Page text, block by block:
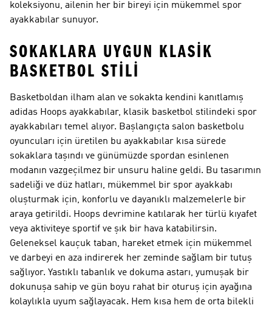
koleksiyonu, ailenin her bir bireyi için mükemmel spor
ayakkabılar sunuyor.
SOKAKLARA UYGUN KLASIK
BASKETBOL STILI
Basketboldan ilham alan ve sokakta kendini kanıtlamış
adidas Hoops ayakkabılar, klasik basketbol stilindeki spor
ayakkabıları temel alıyor. Başlangıçta salon basketbolu
oyuncuları için üretilen bu ayakkabılar kısa sürede
sokaklara taşındı ve günümüzde spordan esinlenen
modanın vazgeçilmez bir unsuru haline geldi. Bu tasarımın
sadeliği ve düz hatları, mükemmel bir spor ayakkabı
oluşturmak için, konforlu ve dayanıklı malzemelerle bir
araya getirildi. Hoops devrimine katılarak her türlü kıyafet
veya aktiviteye sportif ve şık bir hava katabilirsin.
Geleneksel kauçuk taban, hareket etmek için mükemmel
ve darbeyi en aza indirerek her zeminde sağlam bir tutuş
sağlıyor. Yastıklı tabanlık ve dokuma astarı, yumuşak bir
dokunuşa sahip ve gün boyu rahat bir oturuş için ayağına
kolaylıkla uyum sağlayacak. Hem kısa hem de orta bilekli